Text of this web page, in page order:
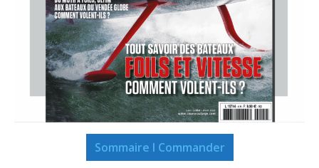
Sommaire I Commander